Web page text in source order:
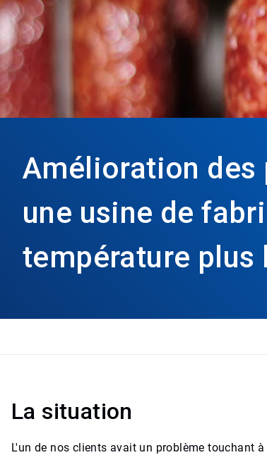
Amélioration des
une usine de
température plus
La situation
L'un de nos clients avait un problème touchant